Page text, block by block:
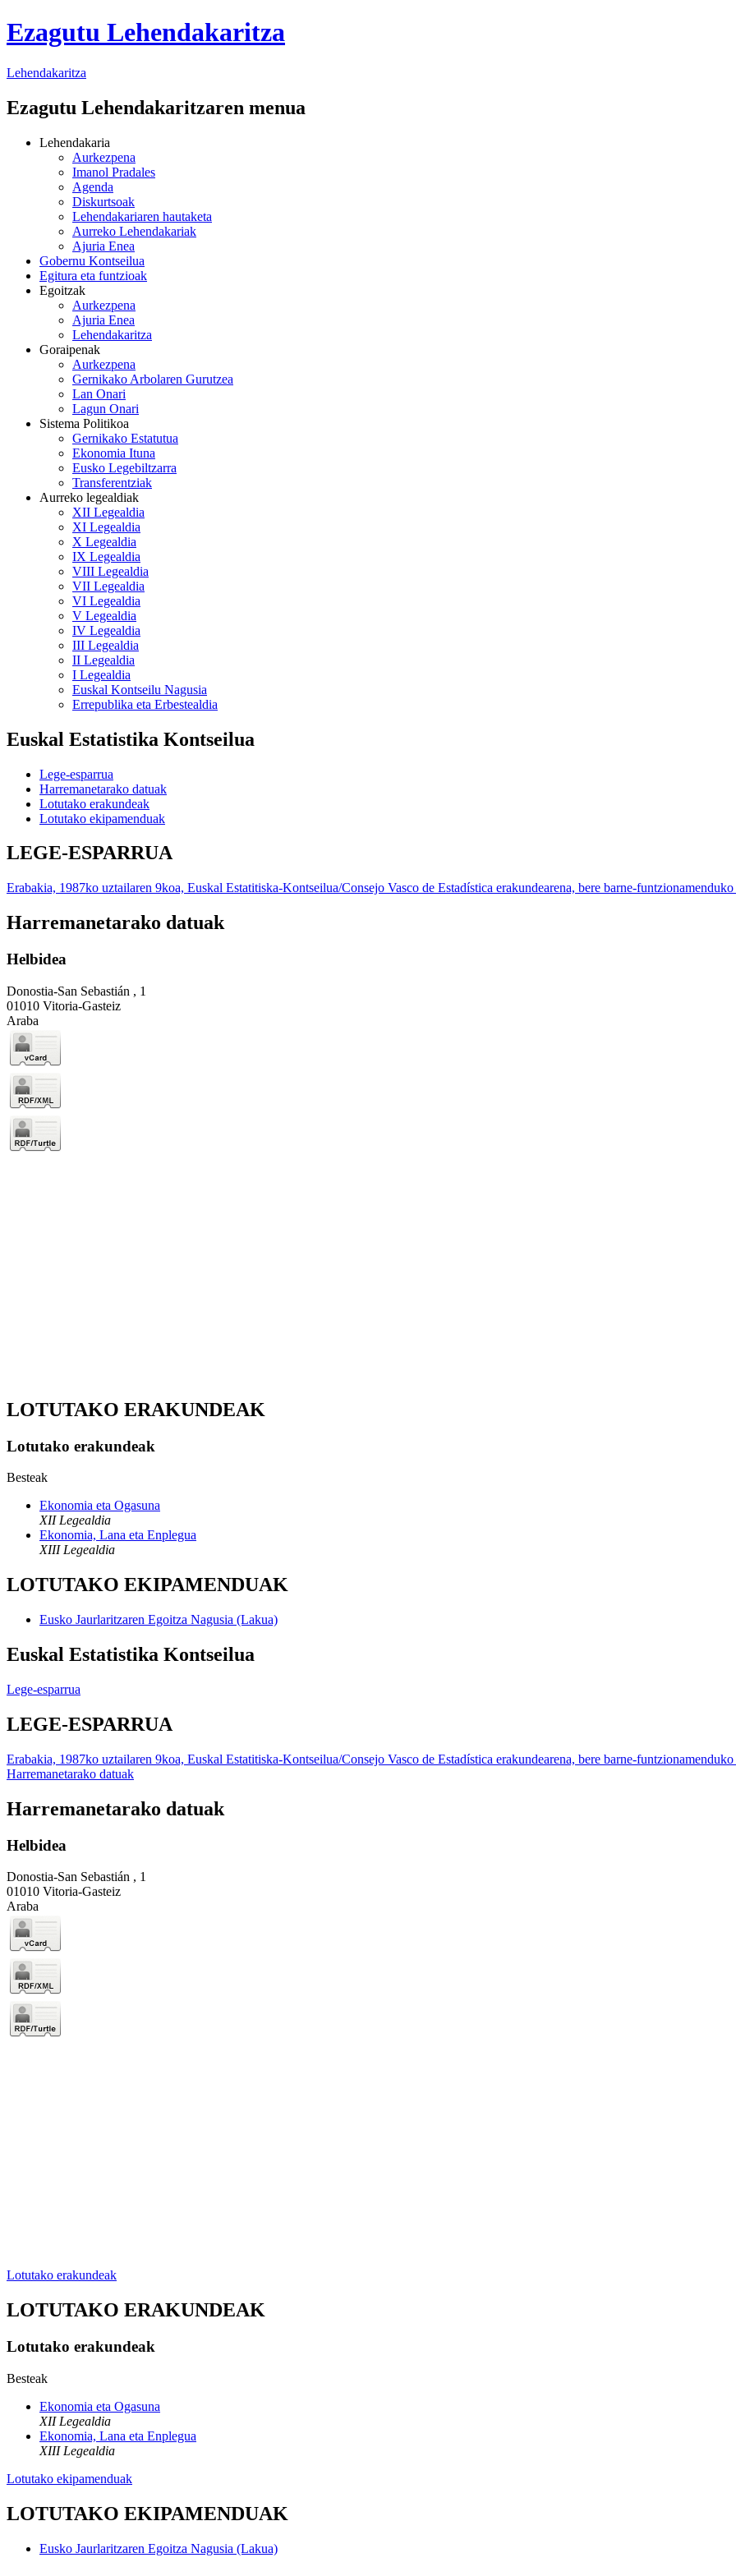
Ezagutu Lehendakaritza
Lehendakaritza
Ezagutu Lehendakaritzaren menua
Lehendakaria
Aurkezpena
Imanol Pradales
Agenda
Diskurtsoak
Lehendakariaren hautaketa
Aurreko Lehendakariak
Ajuria Enea
Gobernu Kontseilua
Egitura eta funtzioak
Egoitzak
Aurkezpena
Ajuria Enea
Lehendakaritza
Goraipenak
Aurkezpena
Gernikako Arbolaren Gurutzea
Lan Onari
Lagun Onari
Sistema Politikoa
Gernikako Estatutua
Ekonomia Ituna
Eusko Legebiltzarra
Transferentziak
Aurreko legealdiak
XII Legealdia
XI Legealdia
X Legealdia
IX Legealdia
VIII Legealdia
VII Legealdia
VI Legealdia
V Legealdia
IV Legealdia
III Legealdia
II Legealdia
I Legealdia
Euskal Kontseilu Nagusia
Errepublika eta Erbestealdia
Euskal Estatistika Kontseilua
Lege-esparrua
Harremanetarako datuak
Lotutako erakundeak
Lotutako ekipamenduak
LEGE-ESPARRUA
Erabakia, 1987ko uztailaren 9koa, Euskal Estatitiska-Kontseilua/Consejo Vasco de Estadística erakundearena, bere barne-funtzionamenduko
Harremanetarako datuak
Helbidea
Donostia-San Sebastián , 1
01010 Vitoria-Gasteiz
Araba
LOTUTAKO ERAKUNDEAK
Lotutako erakundeak
Besteak
Ekonomia eta Ogasuna
XII Legealdia
Ekonomia, Lana eta Enplegua
XIII Legealdia
LOTUTAKO EKIPAMENDUAK
Eusko Jaurlaritzaren Egoitza Nagusia (Lakua)
Euskal Estatistika Kontseilua
Lege-esparrua
LEGE-ESPARRUA
Erabakia, 1987ko uztailaren 9koa, Euskal Estatitiska-Kontseilua/Consejo Vasco de Estadística erakundearena, bere barne-funtzionamenduko
Harremanetarako datuak
Harremanetarako datuak
Helbidea
Donostia-San Sebastián , 1
01010 Vitoria-Gasteiz
Araba
Lotutako erakundeak
LOTUTAKO ERAKUNDEAK
Lotutako erakundeak
Besteak
Ekonomia eta Ogasuna
XII Legealdia
Ekonomia, Lana eta Enplegua
XIII Legealdia
Lotutako ekipamenduak
LOTUTAKO EKIPAMENDUAK
Eusko Jaurlaritzaren Egoitza Nagusia (Lakua)